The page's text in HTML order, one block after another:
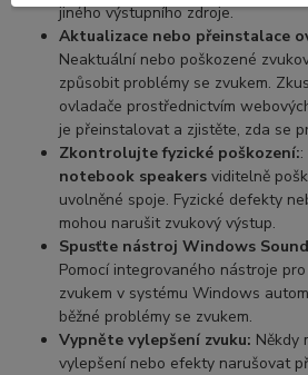
jiného výstupního zdroje.
Aktualizace nebo přeinstalace
Neaktuální nebo poškozené
způsobit problémy se zvukem.
ovladače prostřednictvím
je přeinstalovat a zjistěte, zda se
Zkontrolujte fyzické poškození:
notebook speakers viditelně
uvolněné spoje. Fyzické defekty
mohou narušit zvukový výstup.
Spusťte nástroj Windows
Pomocí integrovaného nástroje
zvukem v systému Windows
běžné problémy se zvukem.
Vypněte vylepšení zvuku: Někdy
vylepšení nebo efekty narušovat